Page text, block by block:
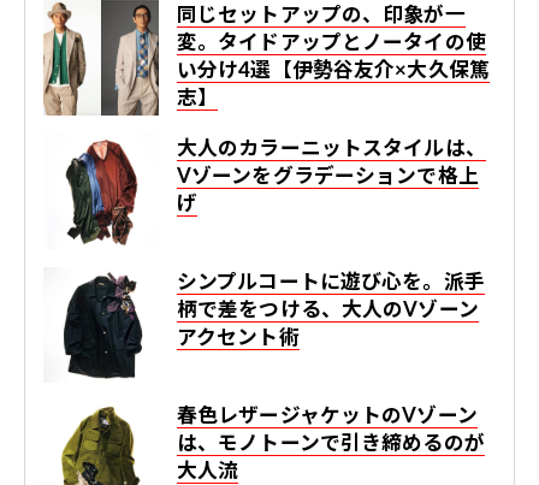
同じセットアップの、印象が一
変。タイドアップとノータイの使
い分け4選【伊勢谷友介×大久保篤
志】
大人のカラーニットスタイルは、
Vゾーンをグラデーションで格上
げ
シンプルコートに遊び心を。派手
柄で差をつける、大人のVゾーン
アクセント術
春色レザージャケットのVゾーン
は、モノトーンで引き締めるのが
大人流